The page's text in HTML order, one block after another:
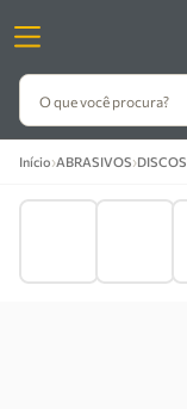
O que você procura?
Início›ABRASIVOS›DISCOS